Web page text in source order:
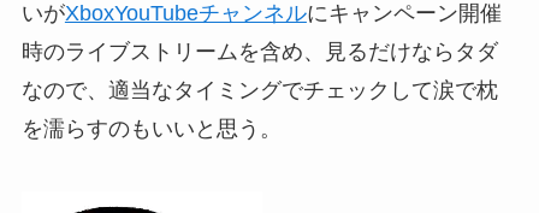
いがXboxYouTubeチャンネルにキャンペーン開催
時のライブストリームを含め、見るだけならタダ
なので、適当なタイミングでチェックして涙で枕
を濡らすのもいいと思う。